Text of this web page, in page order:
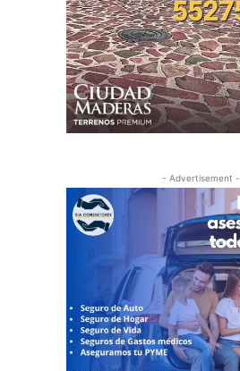
- Advertisement -